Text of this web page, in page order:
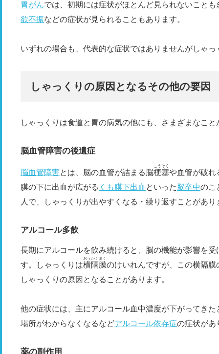
胃がんでは、初期には症状がほとんど見られないこと
欲不振などの症状が見られることもあります。
いずれの場合も、代表的な症状ではありませんがしゃ
しゃっくりの原因となるその他の要因
しゃっくりは食道と胃の病気の他にも、さまざまなこ
脳血管障害の後遺症
脳血管障害とは、脳の血管が詰まる脳梗塞
こうそく
や血管が破れ
膜の下に出血が広がる くも膜下出血 といった 脳卒中のこ
人で、しゃっくりが出やすくなる・繰り返すことがあり
アルコール多飲
長期にアルコールを飲み続けると、脳の機能が影響を
す。しゃっくりは横隔膜
おうかくまく
のけいれんですが、この横隔
しゃっくりの原因となることがあります。
他の症状には、主にアルコール血中濃度が下がってき
場所がわからなくなるなどアルコール依存症の症状があ
薬の副作用